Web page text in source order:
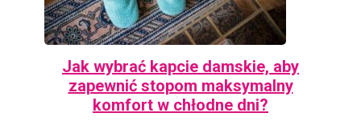
Jak wybrać kapcie damskie, aby
zapewnić stopom maksymalny
komfort w chłodne dni?